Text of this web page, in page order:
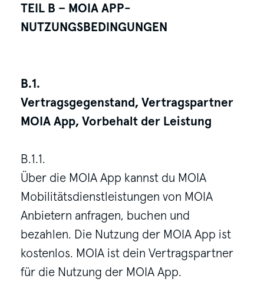
TEIL B – MOIA APP-
NUTZUNGSBEDINGUNGEN
B.1.
Vertragsgegenstand, Vertragspartner
MOIA App, Vorbehalt der Leistung
B.1.1.
Über die MOIA App kannst du MOIA
Mobilitätsdienstleistungen von MOIA
Anbietern anfragen, buchen und
bezahlen. Die Nutzung der MOIA App ist
kostenlos. MOIA ist dein Vertragspartner
für die Nutzung der MOIA App.